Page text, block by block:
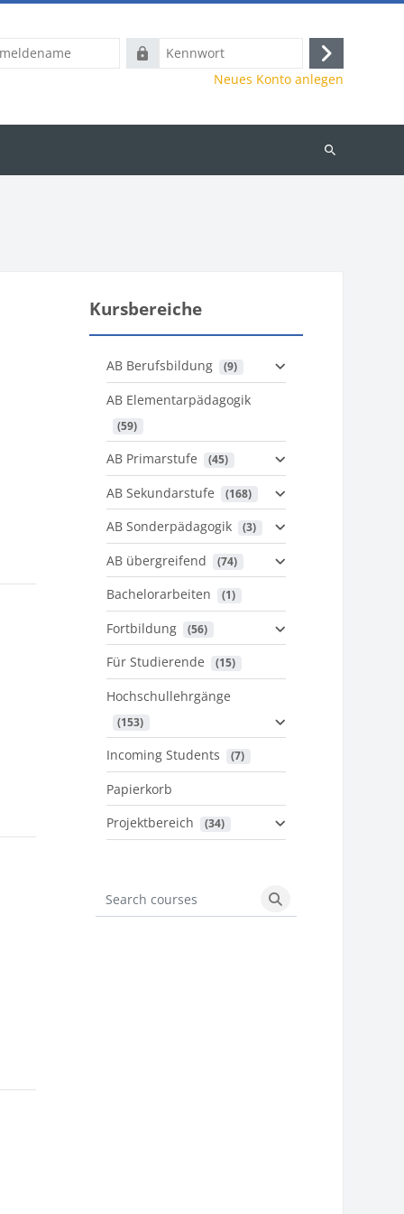
Kennwort
Anmelden
Neues Konto anlegen
Kurse
Kursbereiche
AB Berufsbildung (9)
AB Elementarpädagogik
(59)
AB Primarstufe (45)
AB Sekundarstufe (168)
AB Sonderpädagogik (3)
AB übergreifend (74)
Bachelorarbeiten (1)
Fortbildung (56)
Für Studierende (15)
Hochschullehrgänge
(153)
Incoming Students (7)
Papierkorb
Projektbereich
(34)
Search courses
Search courses